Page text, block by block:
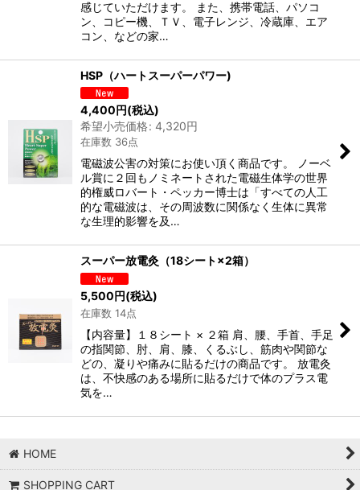
感じていただけます。 また、携帯電話、パソコ
ン、コピー機、ＴＶ、電子レンジ、冷蔵庫、エア
コン、などの家…
HSP（ハートスーパーパワー)
4,400円(税込)
希望小売価格: 4,320円
在庫数 36点
電磁波公害の対策にお使い頂く商品です。 ノーベ
ル賞に２回もノミネートされた電磁生体学の世界
的権威ロバート・ペッカー博士は「すべての人工
的な電磁波は、その周波数に関係なく生体に異常
な生理的影響を及…
スーパー放電灸（18シート×2箱）
5,500円(税込)
在庫数 14点
【内容量】１８シート × ２箱 肩、腰、手首、手足
の指関節、肘、肩、膝、くるぶし、筋肉や関節な
どの、凝りや痛みに貼るだけの商品です。 放電灸
は、不快感のある場所に貼るだけで体のプラス電
気を…
HOME
SHOPPING CART